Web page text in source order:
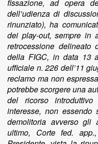
fissazione, ad opera
dell’udienza di
rinunziato), ha
dei play-out, sempre in
retrocessione delineato
della FIGC, in data 13
ufficiale n. 226 dell’11
reclamo ma non
potrebbe scorgere una
del ricorso
interesse, non essendo
demolitoria avverso gli
ultimo, Corte fed.